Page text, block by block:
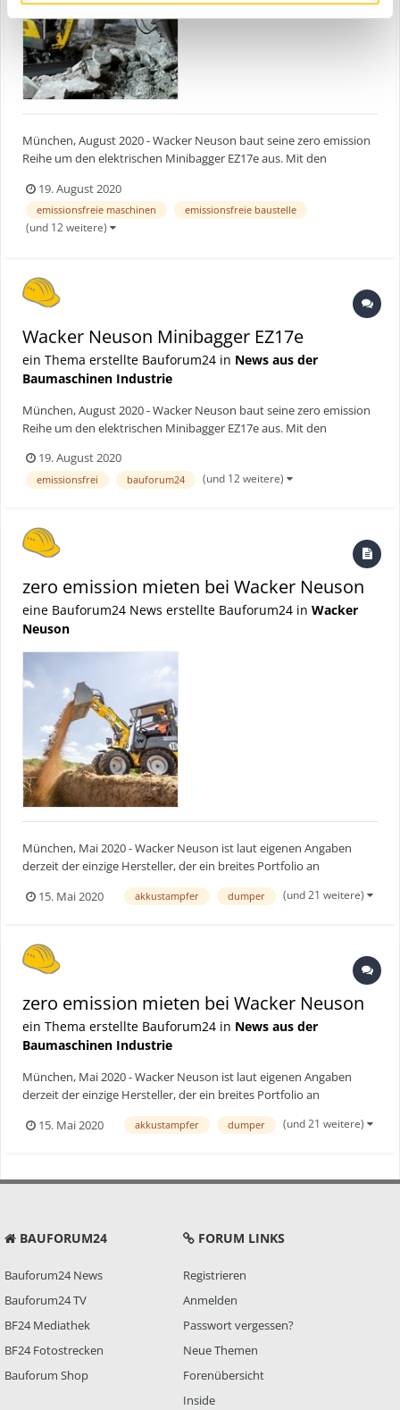
München, August 2020 - Wacker Neuson baut seine zero emission
Reihe um den elektrischen Minibagger EZ17e aus. Mit den
innerstädtische Baustelle völlig emissionsfrei und nahezu
geräuschlos betrieben werden. Durch die eigens entwickelte
Batterietechnolo...
19. August 2020
emissionsfreie maschinen emissionsfreie baustelle
(und 12 weitere)
Wacker Neuson Minibagger EZ17e
ein Thema erstellte Bauforum24 in News aus der
Baumaschinen Industrie
München, August 2020 - Wacker Neuson baut seine zero emission
Reihe um den elektrischen Minibagger EZ17e aus. Mit den
innerstädtische Baustelle völlig emissionsfrei und nahezu
geräuschlos betrieben werden. Durch die eigens entwickelte
19. August 2020
emissionsfrei bauforum24 (und 12 weitere)
zero emission mieten bei Wacker Neuson
eine Bauforum24 News erstellte Bauforum24 in Wacker
Neuson
München, Mai 2020 - Wacker Neuson ist laut eigenen Angaben
derzeit der einzige Hersteller, der ein breites Portfolio an
emissionsfreien und geräuscharmen Baumaschinen und -geräten
anbieten kann. Um seine Kunden von der Leistungsfähigkeit und
15. Mai 2020 akkustampfer dumper (und 21 weitere)
zero emission mieten bei Wacker Neuson
ein Thema erstellte Bauforum24 in News aus der
Baumaschinen Industrie
München, Mai 2020 - Wacker Neuson ist laut eigenen Angaben
derzeit der einzige Hersteller, der ein breites Portfolio an
emissionsfreien und geräuscharmen Baumaschinen und -geräten
anbieten kann. Um seine Kunden von der Leistungsfähigkeit und
15. Mai 2020 akkustampfer dumper (und 21 weitere)
BAUFORUM24
Bauforum24 News
Bauforum24 TV
BF24 Mediathek
BF24 Fotostrecken
Bauforum Shop
FORUM LINKS
Registrieren
Anmelden
Passwort vergessen?
Neue Themen
Forenübersicht
Inside